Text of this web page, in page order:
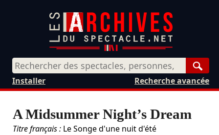
Recherche avancée
Installer
A Midsummer Night’s Dream
Titre français :Le Songe d'une nuit d'été